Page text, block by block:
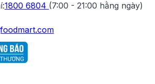
:1800 6804 (7:00 - 21:00 hằng ngày)